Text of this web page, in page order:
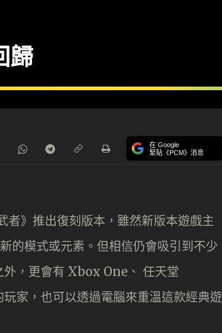
歸
在 Google
緊貼《PCM》消息
》推出復刻版本，雖然新版本遊戲主
的模式或元素。但相信仍會吸引到不少
外，更會有 Xbox One、 任天堂
家，也可以透過電腦來重溫這款經典遊